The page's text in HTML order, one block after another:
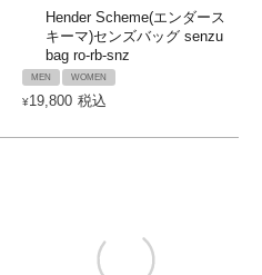
Hender Scheme(エンダース
キーマ)センズバッグ senzu
bag ro-rb-snz
MEN WOMEN
¥19,800 税込